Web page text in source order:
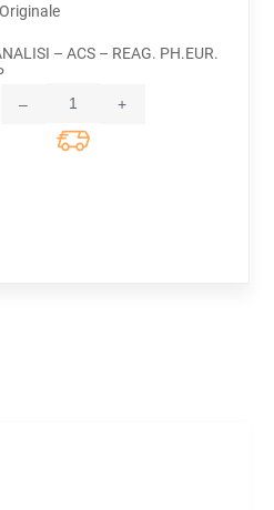
– ACS – REAG. PH.EUR.
Quantity
– +